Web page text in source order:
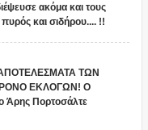
ακόμα και τους
και σιδήρου.... !!
ΤΩΝ
ΕΚΛΟΓΩΝ! Ο
Άρης Πορτοσάλτε